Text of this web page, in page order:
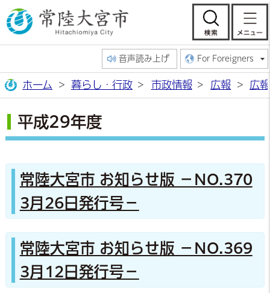
常陸大宮市公
検
音声読み上げ For Foreigners
ホーム 暮らし・行政 市政情報 広報 広
平成29年度
常陸大宮市 お知らせ版 －NO.370
3月26日発行号－
常陸大宮市 お知らせ版 －NO.369
3月12日発行号－